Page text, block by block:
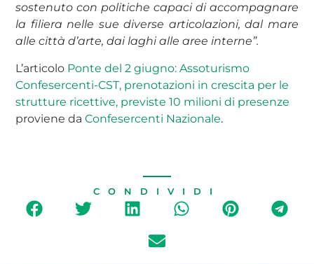
sostenuto con politiche capaci di accompagnare
la filiera nelle sue diverse articolazioni, dal mare
alle città d’arte, dai laghi alle aree interne”.
L’articolo Ponte del 2 giugno: Assoturismo
Confesercenti-CST, prenotazioni in crescita per le
strutture ricettive, previste 10 milioni di presenze
proviene daConfesercenti Nazionale.
CONDIVIDI